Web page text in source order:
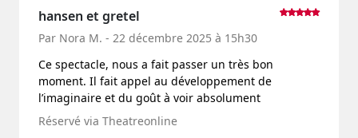
hansen et gretel
Par Nora M. - 22 décembre 2025 à 15h30
Ce spectacle, nous a fait passer un très bon
moment. Il fait appel au développement de
l’imaginaire et du goût à voir absolument
Réservé via Theatreonline